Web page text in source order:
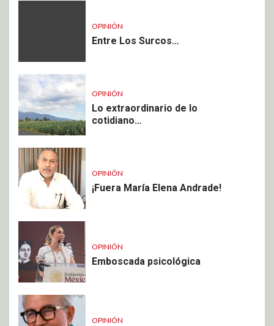
OPINIÓN
Entre Los Surcos…
OPINIÓN
Lo extraordinario de lo
cotidiano…
OPINIÓN
¡Fuera María Elena Andrade!
OPINIÓN
Emboscada psicológica
OPINIÓN